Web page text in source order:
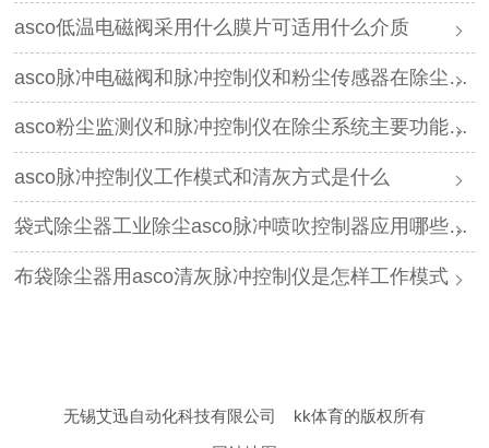
asco低温电磁阀采用什么膜片可适用什么介质
asco脉冲电磁阀和脉冲控制仪和粉尘传感器在除尘系统分别作用是什么
asco粉尘监测仪和脉冲控制仪在除尘系统主要功能是什么
asco脉冲控制仪工作模式和清灰方式是什么
袋式除尘器工业除尘asco脉冲喷吹控制器应用哪些行业
布袋除尘器用asco清灰脉冲控制仪是怎样工作模式
无锡艾迅自动化科技有限公司
kk体育的版权所有